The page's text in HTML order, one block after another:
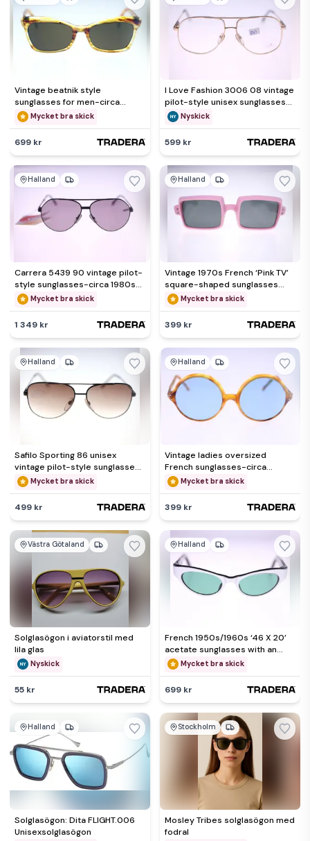
Vintage beatnik style
sunglasses for men-circa
1960s (Weight: 30g) FREE
postage
Mycket bra skick
699 kr
I Love Fashion 3006 08 vintage
pilot-style unisex sunglasses
frame-NEW-26g
Nyskick
599 kr
Halland
Carrera 5439 90 vintage pilot-
style sunglasses-circa 1980s-
NEW with tag-24g
Mycket bra skick
1 349 kr
Halland
Vintage 1970s French ‘Pink TV’
square-shaped sunglasses
(Weight: 38g) FREE POST
Mycket bra skick
399 kr
Halland
Safilo Sporting 86 unisex
vintage pilot-style sunglasses-
circa 1980s-NEW-24g
Mycket bra skick
499 kr
Halland
Vintage ladies oversized
French sunglasses-circa
1970s-Weight 42g-FREE
postage
Mycket bra skick
399 kr
Västra Götaland
Solglasögon i aviatorstil med
lila glas
Nyskick
55 kr
Halland
French 1950s/1960s ‘46 X 20’
acetate sunglasses with an
exterior silver coating
Mycket bra skick
699 kr
Halland
Solglasögon: Dita FLIGHT.006
Unisexsolglasögon
Stockholm
Mosley Tribes solglasögon med
fodral